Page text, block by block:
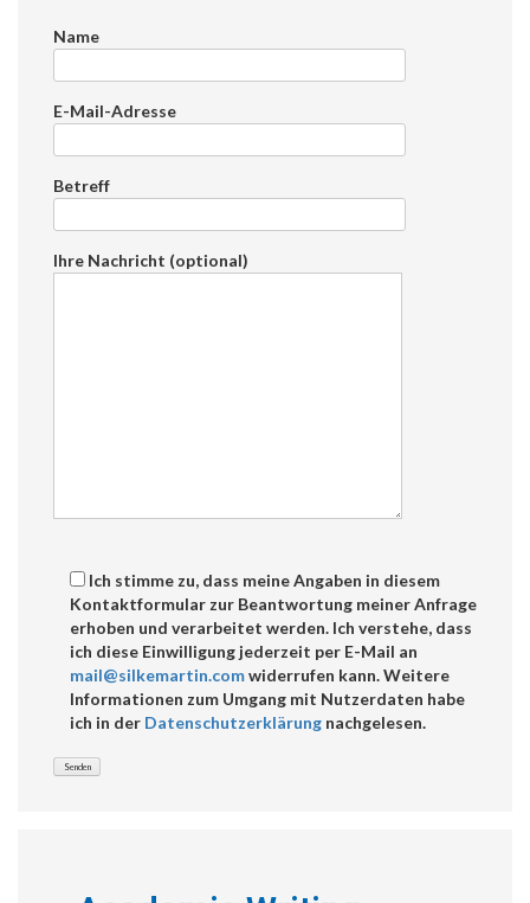
Name
E-Mail-Adresse
Betreff
Ihre Nachricht (optional)
Ich stimme zu, dass meine Angaben in diesem
Kontaktformular zur Beantwortung meiner Anfrage
erhoben und verarbeitet werden. Ich verstehe, dass
ich diese Einwilligung jederzeit per E-Mail an
mail@silkemartin.comwiderrufen kann. Weitere
Informationen zum Umgang mit Nutzerdaten habe
ich in der Datenschutzerklärung nachgelesen.